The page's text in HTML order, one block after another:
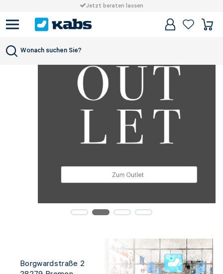
Jetzt beraten lassen
Borgwardstraße 2